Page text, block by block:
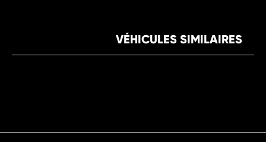
VÉHICULES SIMILAIRES